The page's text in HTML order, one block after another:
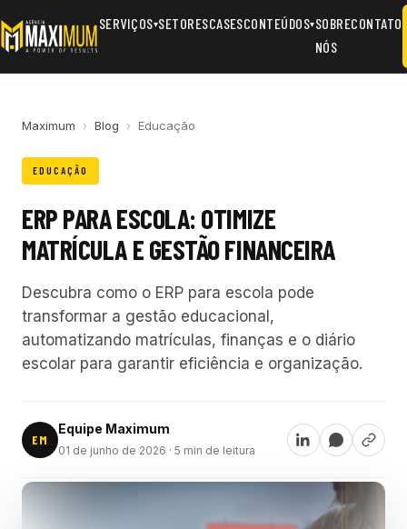
SERVIÇOS▾SETORESCASESCONTEÚDOS▾SOBRE
NÓS
CONTATO
Maximum › Blog › Educação
EDUCAÇÃO
ERP PARA ESCOLA: OTIMIZE
MATRÍCULA E GESTÃO FINANCEIRA
Descubra como o ERP para escola pode
transformar a gestão educacional,
automatizando matrículas, finanças e o diário
escolar para garantir eficiência e organização.
EM
Equipe Maximum
01 de junho de 2026 · 5 min de leitura